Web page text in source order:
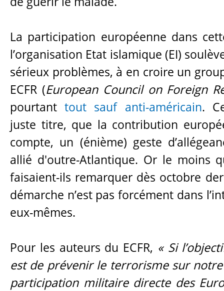
La participation européenne dans
l’organisation Etat islamique (EI)
sérieux problèmes, à en croire un
ECFR (European Council on Foreign
pourtanttout sauf anti-américain.
juste titre, que la contribution
compte, un (énième) geste
allié d'outre-Atlantique. Or le moins
faisaient-ils remarquer dès octobre
démarche n’est pas forcément dans
eux-mêmes.
Pour les auteurs du ECFR, « Si
est de prévenir le terrorisme sur
participation militaire directe des